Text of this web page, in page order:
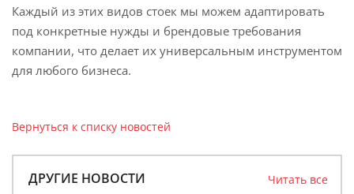
Каждый из этих видов стоек мы можем адаптировать
под конкретные нужды и брендовые требования
компании, что делает их универсальным инструментом
для любого бизнеса.
Вернуться к списку новостей
ДРУГИЕ НОВОСТИ Читать все